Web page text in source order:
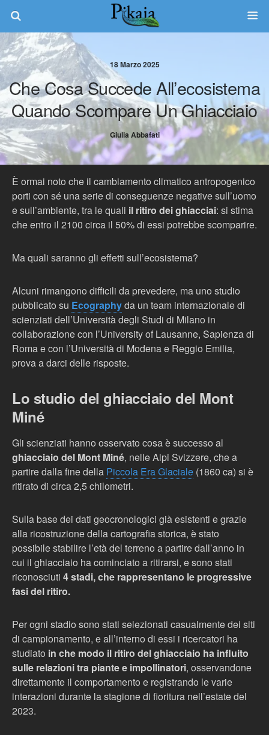
18 Marzo 2025
Che Cosa Succede All’ecosistema
Quando Scompare Un Ghiacciaio
Giulia Abbafati
È ormai noto che il cambiamento climatico antropogenico
porti con sé una serie di conseguenze negative sull’uomo
e sull’ambiente, tra le quali il ritiro dei ghiacciai: si stima
che entro il 2100 circa il 50% di essi potrebbe scomparire.
Ma quali saranno gli effetti sull’ecosistema?
Alcuni rimangono difficili da prevedere, ma uno studio
pubblicato su Ecographyda un team internazionale di
scienziati dell’Università degli Studi di Milano in
collaborazione con l’University of Lausanne, Sapienza di
Roma e con l’Università di Modena e Reggio Emilia,
prova a darci delle risposte.
Lo studio del ghiacciaio del Mont
Miné
Gli scienziati hanno osservato cosa è successo al
ghiacciaio del Mont Miné, nelle Alpi Svizzere, che a
partire dalla fine della Piccola Era Glaciale (1860 ca) si è
ritirato di circa 2,5 chilometri.
Sulla base dei dati geocronologici già esistenti e grazie
alla ricostruzione della cartografia storica, è stato
possibile stabilire l’età del terreno a partire dall’anno in
cui il ghiacciaio ha cominciato a ritirarsi, e sono stati
riconosciuti 4 stadi, che rappresentano le progressive
fasi del ritiro.
Per ogni stadio sono stati selezionati casualmente dei siti
di campionamento, e all’interno di essi i ricercatori ha
studiato in che modo il ritiro del ghiacciaio ha influito
sulle relazioni tra piante e impollinatori, osservandone
direttamente il comportamento e registrando le varie
interazioni durante la stagione di fioritura nell’estate del
2023.